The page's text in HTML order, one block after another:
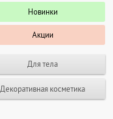
Новинки
Акции
Для тела
Декоративная косметика